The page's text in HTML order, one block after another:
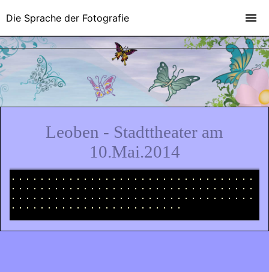
Leoben - Stadttheater am
10.Mai.2014
Die Sprache der Fotografie